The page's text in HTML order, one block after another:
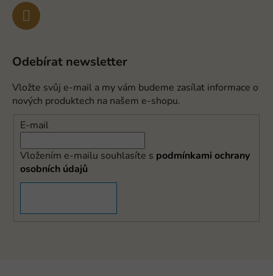
Odebírat newsletter
Vložte svůj e-mail a my vám budeme zasílat informace o
nových produktech na našem e-shopu.
E-mail
Vložením e-mailu souhlasíte s podmínkami ochrany
osobních údajů